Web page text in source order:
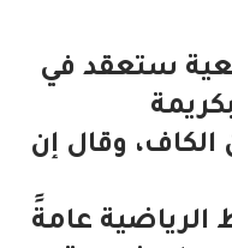
ستعقد في
وقال إن
الرياضية عامةََ